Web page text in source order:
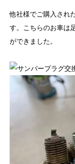
他社様でご購入され
す。こちらのお車は
ができました。